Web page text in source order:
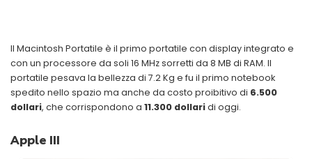
Il Macintosh Portatile è il primo portatile con display integrato e
con un processore da soli 16 MHz sorretti da 8 MB di RAM. Il
portatile pesava la bellezza di 7.2 Kg e fu il primo notebook
spedito nello spazio ma anche da costo proibitivo di 6.500
dollari, che corrispondono a 11.300 dollaridi oggi.
Apple III